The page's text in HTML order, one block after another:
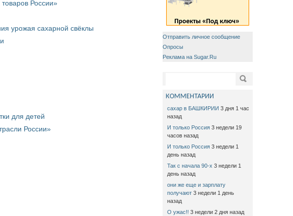
России»
урожая сахарной свёклы
для детей
России»
Отправить личное сообщение
Опросы
Реклама на Sugar.Ru
Поиск
КОММЕНТАРИИ
сахар в БАШКИРИИ 3 дня 1 час
назад
И только Россия 3 недели 19
часов назад
И только Россия 3 недели 1
день назад
Так с начала 90-х 3 недели 1
день назад
они же еще и зарплату
получают 3 недели 1 день
назад
О ужас!! 3 недели 2 дня назад